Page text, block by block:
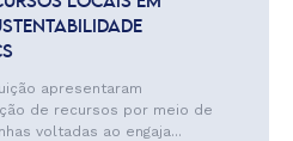
apresentaram
de recursos por meio de
voltadas ao engaja...